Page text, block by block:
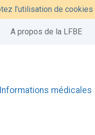
l’utilisation de
A propos de la LFBE
Informations médicales